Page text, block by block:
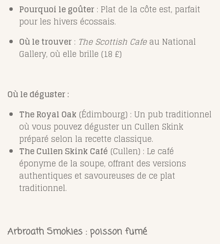
Pourquoi le goûter : Plat de la côte est, parfait
pour les hivers écossais.
Où le trouver : The Scottish Cafe au National
Gallery, où elle brille (18 £)
Où le déguster :
The Royal Oak (Édimbourg) : Un pub traditionnel
où vous pouvez déguster un Cullen Skink
préparé selon la recette classique.
The Cullen Skink Café (Cullen) : Le café
éponyme de la soupe, offrant des versions
authentiques et savoureuses de ce plat
traditionnel.
Arbroath Smokies : poisson fumé